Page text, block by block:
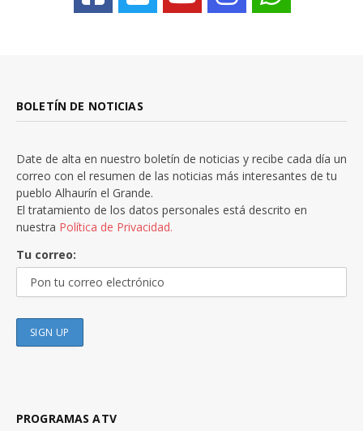
BOLETÍN DE NOTICIAS
Date de alta en nuestro boletín de noticias y recibe cada día un
correo con el resumen de las noticias más interesantes de tu
pueblo Alhaurín el Grande.
El tratamiento de los datos personales está descrito en
nuestra Política de Privacidad.
Tu correo:
PROGRAMAS ATV